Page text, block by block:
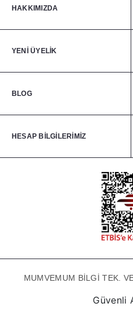
HAKKIMIZDA
YENİ ÜYELİK
BLOG
HESAP BİLGİLERİMİZ
MUMVEMUM BİLGİ TEK.
Güvenli